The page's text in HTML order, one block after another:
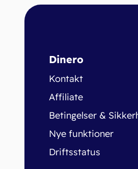
Dinero
Kontakt
Affiliate
Betingelser &
Nye funktioner
Driftsstatus